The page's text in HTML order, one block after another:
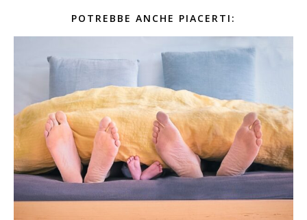
POTREBBE ANCHE PIACERTI: